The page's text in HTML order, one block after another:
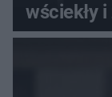
wściekły